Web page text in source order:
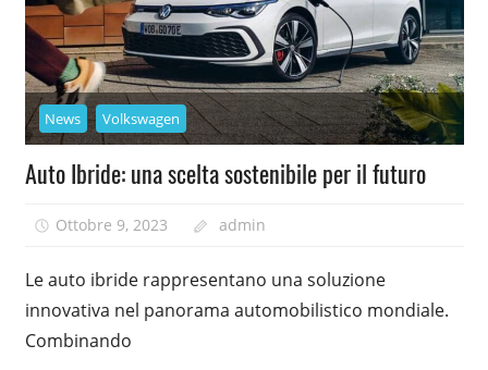
News Volkswagen
Auto Ibride: una scelta sostenibile per il futuro
Ottobre 9, 2023 admin
Le auto ibride rappresentano una soluzione
innovativa nel panorama automobilistico mondiale.
Combinando